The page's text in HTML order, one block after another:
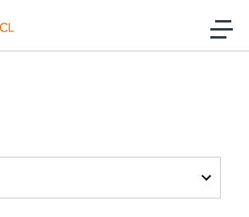
al contenido
y TV Usach